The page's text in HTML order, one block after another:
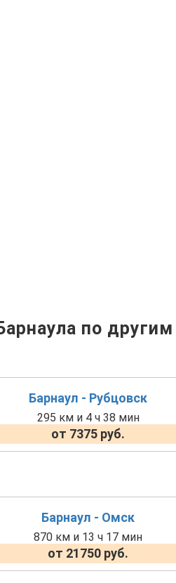
по
Барнаул - Рубцовск
295 км и 4 ч 38 мин
от 7375 руб.
Барнаул - Омск
870 км и 13 ч 17 мин
от 21750 руб.